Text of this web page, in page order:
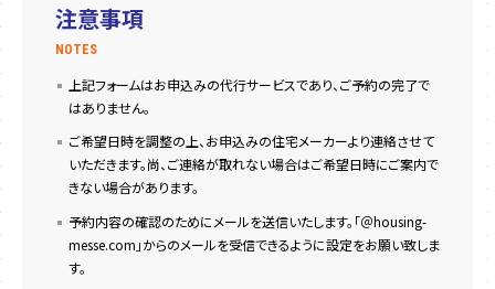
注意事項
NOTES
上記フォームはお申込みの代行サービスであり、ご予約の完了で
はありません。
ご希望日時を調整の上、お申込みの住宅メーカーより連絡させて
いただきます。尚、ご連絡が取れない場合はご希望日時にご案内で
きない場合があります。
予約内容の確認のためにメールを送信いたします。「＠housing-
messe.com」からのメールを受信できるように設定をお願い致しま
す。